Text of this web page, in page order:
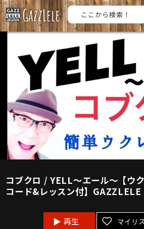
コブクロ / YELL〜エール〜【ウ
コード&レッスン付】GAZZLELE
再生 マイリ